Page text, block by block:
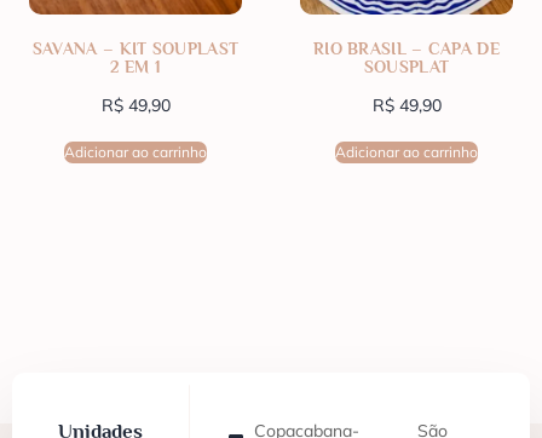
SAVANA – KIT SOUPLAST
2 EM 1
R$49,90
Adicionar ao carrinho
RIO BRASIL – CAPA DE
SOUSPLAT
R$49,90
Adicionar ao carrinho
Unidades
Copacabana-
São